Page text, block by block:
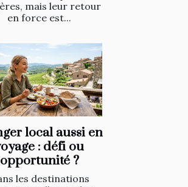
mais leur retour
en force est...
local aussi en
: défi ou
opportunité ?
les destinations